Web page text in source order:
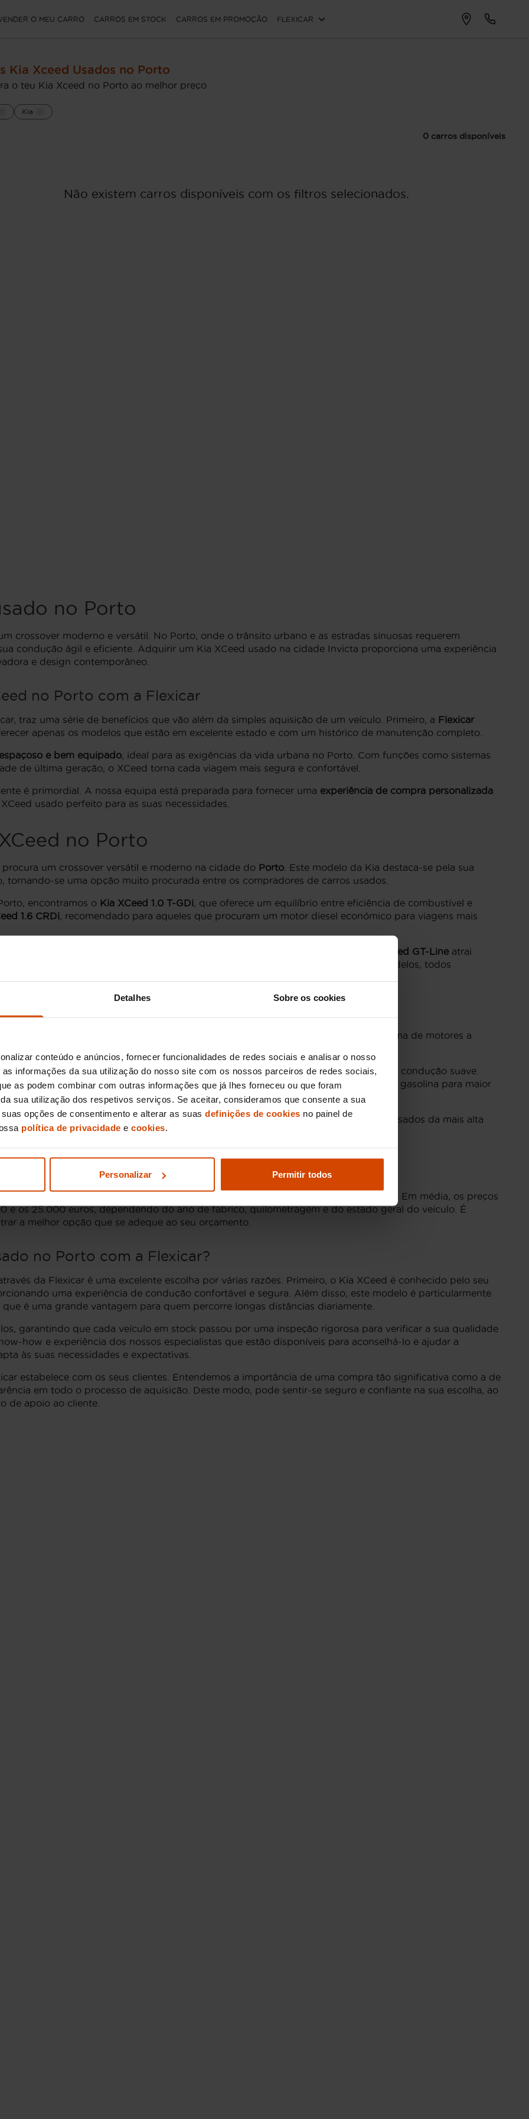
Detalhes Sobre os cookies
conteúdo e anúncios, fornecer funcionalidades de redes sociais e analisar o nosso
as informações da sua utilização do nosso site com os nossos parceiros de redes sociais,
as podem combinar com outras informações que já lhes forneceu ou que foram
sua utilização dos respetivos serviços. Se aceitar, consideramos que consente a sua
opções de consentimento e alterar as suas definições de cookies no painel de
política de privacidade e cookies.
Personalizar Permitir todos
O MEU CARRO CARROS EM STOCK CARROS EM PROMOÇÃO FLEXICAR
Kia Xceed Usados no Porto
o teu Kia Xceed no Porto ao melhor preço
Kia
0 carros disponíveis
Não existem carros disponíveis com os filtros selecionados.
no Porto
crossover moderno e versátil. No Porto, onde o trânsito urbano e as estradas sinuosas requerem
condução ágil e eficiente. Adquirir um Kia XCeed usado na cidade Invicta proporciona uma experiência
e design contemporâneo.
no Porto com a Flexicar
traz uma série de benefícios que vão além da simples aquisição de um veículo. Primeiro, a Flexicar
apenas os modelos que estão em excelente estado e com um histórico de manutenção completo.
e bem equipado, ideal para as exigências da vida urbana no Porto. Com funções como sistemas
de última geração, o XCeed torna cada viagem mais segura e confortável.
é primordial. A nossa equipa está preparada para fornecer uma experiência de compra personalizada
usado perfeito para as suas necessidades.
no Porto
um crossover versátil e moderno na cidade do Porto . Este modelo da Kia destaca-se pela sua
se uma opção muito procurada entre os compradores de carros usados.
encontramos o Kia XCeed 1.0 T-GDi, que oferece um equilíbrio entre eficiência de combustível e
1.6 CRDi, recomendado para aqueles que procuram um motor diesel económico para viagens mais
Kia XCeed GT-Line atrai
melhoradas. A Flexicar tem à disposição uma seleção de confiança destes modelos, todos
no
, existem opções para diferentes necessidades e preferências. A gama de motores a
em várias potências, proporcionando um excelente consumo de combustível e uma condução suave.
com a motorização Plug-in Hybrid, que combina um motor elétrico com um motor a gasolina para maior
por especialistas, garantindo que os nossos clientes no Porto têm acesso a carros usados da mais alta
desejados.
no Porto
do Porto, encontrará uma ampla variedade de preços no mercado de carros usados. Em média, os preços
e os 25.000 euros, dependendo do ano de fabrico, quilometragem e do estado geral do veículo. É
a melhor opção que se adeque ao seu orçamento.
no Porto com a Flexicar?
da Flexicar é uma excelente escolha por várias razões. Primeiro, o Kia XCeed é conhecido pelo seu
uma experiência de condução confortável e segura. Além disso, este modelo é particularmente
é uma grande vantagem para quem percorre longas distâncias diariamente.
garantindo que cada veículo em stock passou por uma inspeção rigorosa para verificar a sua qualidade
how e experiência dos nossos especialistas que estão disponíveis para aconselhá-lo e ajudar a
às suas necessidades e expectativas.
estabelece com os seus clientes. Entendemos a importância de uma compra tão significativa como a de
em todo o processo de aquisição. Deste modo, pode sentir-se seguro e confiante na sua escolha, ao
de apoio ao cliente.